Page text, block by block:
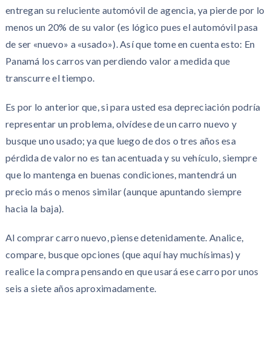
entregan su reluciente automóvil de agencia, ya pierde por lo
menos un 20% de su valor (es lógico pues el automóvil pasa
de ser «nuevo» a «usado»). Así que tome en cuenta esto: En
Panamá los carros van perdiendo valor a medida que
transcurre el tiempo.
Es por lo anterior que, si para usted esa depreciación podría
representar un problema, olvídese de un carro nuevo y
busque uno usado; ya que luego de dos o tres años esa
pérdida de valor no es tan acentuada y su vehículo, siempre
que lo mantenga en buenas condiciones, mantendrá un
precio más o menos similar (aunque apuntando siempre
hacia la baja).
Al comprar carro nuevo, piense detenidamente. Analice,
compare, busque opciones (que aquí hay muchísimas) y
realice la compra pensando en que usará ese carro por unos
seis a siete años aproximadamente.